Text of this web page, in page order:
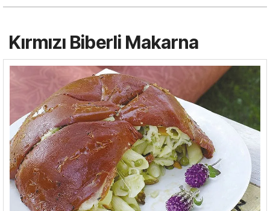
Kırmızı Biberli Makarna